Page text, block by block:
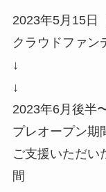
2023年5月15日
クラウドファン
↓
↓
2023年6月後半
プレオープン期
ご支援いただい
間